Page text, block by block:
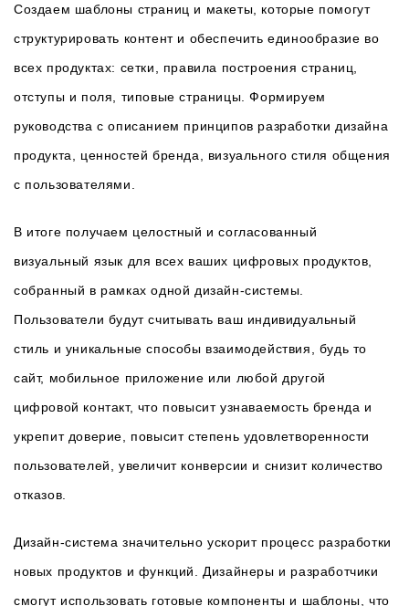
Создаем шаблоны страниц и макеты, которые помогут
структурировать контент и обеспечить единообразие во
всех продуктах: сетки, правила построения страниц,
отступы и поля, типовые страницы. Формируем
руководства с описанием принципов разработки дизайна
продукта, ценностей бренда, визуального стиля общения
с пользователями.
В итоге получаем целостный и согласованный
визуальный язык для всех ваших цифровых продуктов,
собранный в рамках одной дизайн-системы.
Пользователи будут считывать ваш индивидуальный
стиль и уникальные способы взаимодействия, будь то
сайт, мобильное приложение или любой другой
цифровой контакт, что повысит узнаваемость бренда и
укрепит доверие, повысит степень удовлетворенности
пользователей, увеличит конверсии и снизит количество
отказов.
Дизайн-система значительно ускорит процесс разработки
новых продуктов и функций. Дизайнеры и разработчики
смогут использовать готовые компоненты и шаблоны, что